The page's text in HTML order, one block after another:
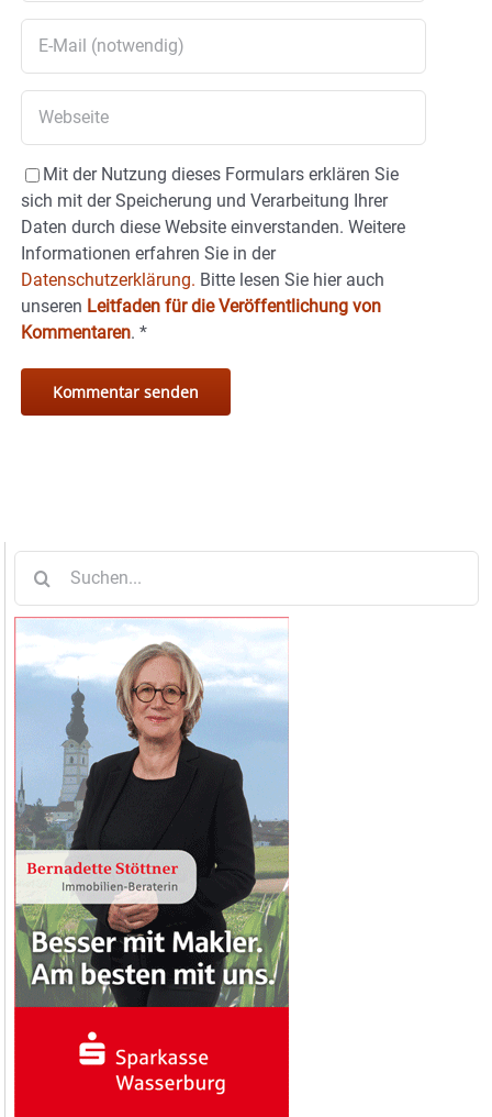
Mit der Nutzung dieses Formulars erklären Sie
sich mit der Speicherung und Verarbeitung Ihrer
Daten durch diese Website einverstanden. Weitere
Informationen erfahren Sie in der
Datenschutzerklärung. Bitte lesen Sie hier auch
unseren Leitfaden für die Veröffentlichung von
Kommentaren. *
nach: